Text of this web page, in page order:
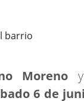
Moreno
6 de